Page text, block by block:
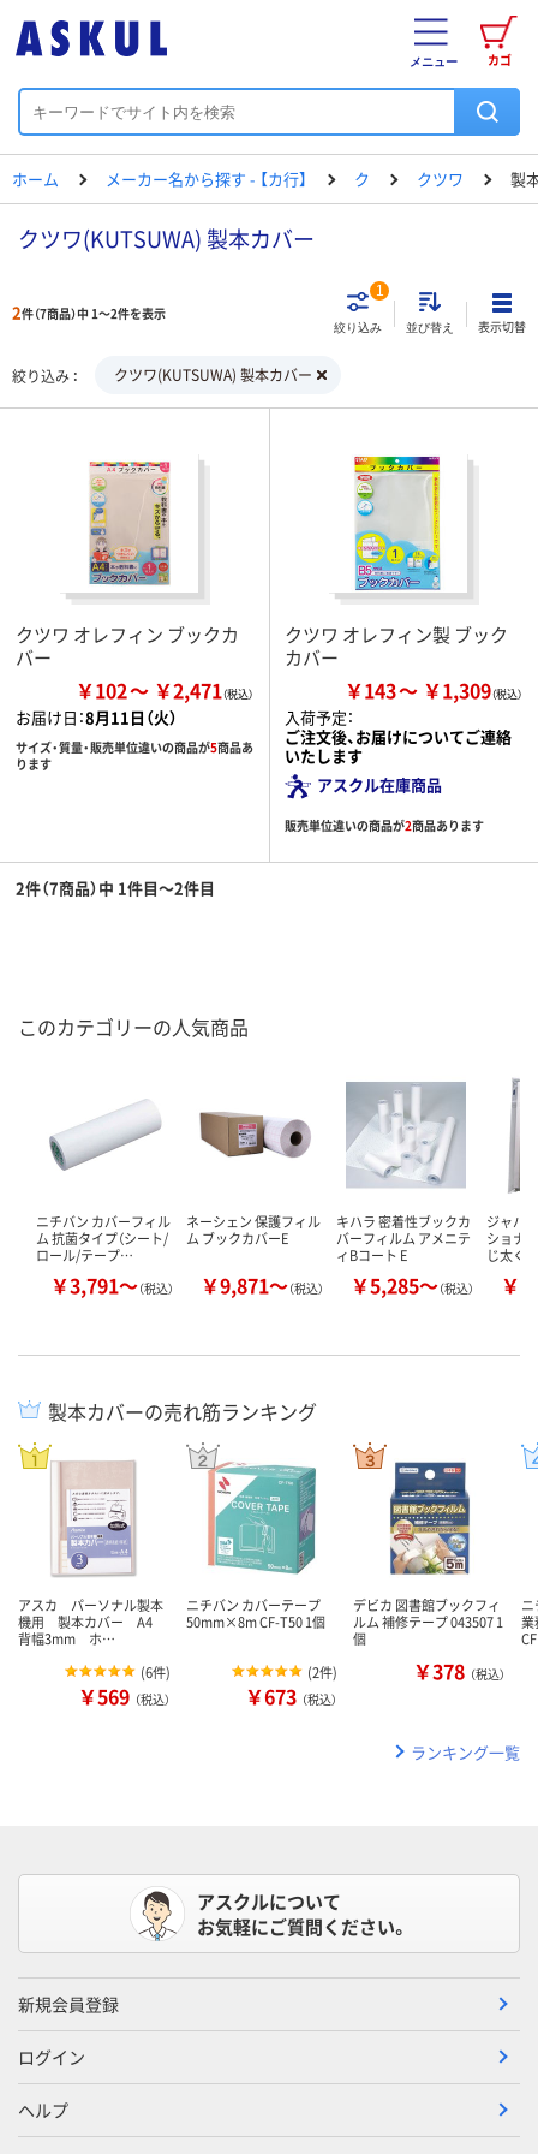
カゴ
メニュー
ホーム メーカー名から探す - 【カ行】 ク クツワ 製
クツワ(KUTSUWA) 製本カバー
2件（7商品）中 1～2件を表示
絞り込み
1
並び替え 表示切替
絞り込み クツワ(KUTSUWA) 製本カバー
クツワ オレフィン ブックカ
バー
￥102 ￥2,471
お届け日：8月11日（火）
サイズ・質量・販売単位違いの商品が5商品あ
ります
クツワ オレフィン製 ブック
カバー
￥143 ￥1,309
入荷予定：
ご注文後、お届けについてご連絡
いたします
アスクル在庫商品
販売単位違いの商品が2商品あります
2件（7商品）中 1件目～2件目
このカテゴリーの人気商品
ニチバン カバーフィル
ム 抗菌タイプ（シート/
ロール/テープ…
￥3,791～（税込）
ネーシェン 保護フィル
ム ブックカバーE
￥9,871～（税込）
キハラ 密着性ブックカ
バーフィルム アメニテ
ィBコート E
￥5,285～（税込）
ジャパ
ショナ
じ太く
￥
製本カバーの売れ筋ランキング
アスカ パーソナル製本
機用 製本カバー A4
背幅3mm ホ…
(6件)
￥569 （税込）
ニチバン カバーテープ
50mm×8m CF-T50 1個
(2件)
￥673 （税込）
デビカ 図書館ブックフィ
ルム 補修テープ 043507 1
個
￥378 （税込）
ランキング一覧
アスクルについて
お気軽にご質問ください。
新規会員登録
ログイン
ヘルプ